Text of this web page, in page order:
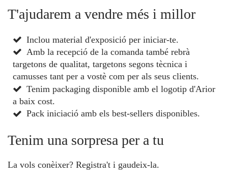
T'ajudarem a vendre més i millor
Inclou material d'exposició per iniciar-te.
Amb la recepció de la comanda també rebrà
targetons de qualitat, targetons segons tècnica i
camusses tant per a vostè com per als seus clients.
Tenim packaging disponible amb el logotip d'Arior
a baix cost.
Pack iniciació amb els best-sellers disponibles.
Tenim una sorpresa per a tu
La vols conèixer? Registra't i gaudeix-la.